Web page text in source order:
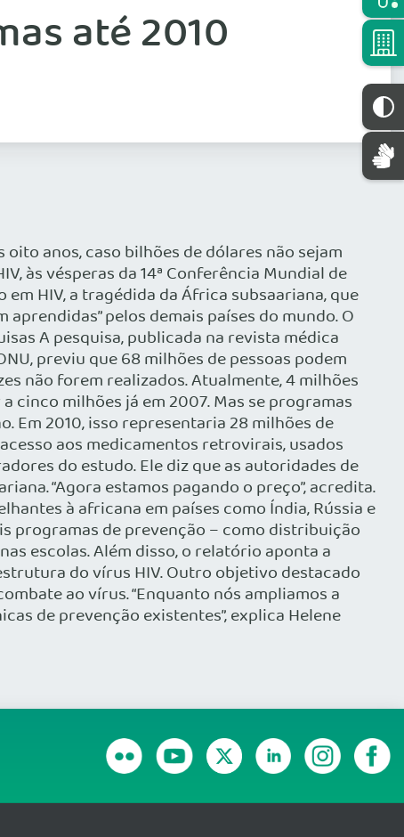
até 2010
anos, caso bilhões de dólares não sejam
às vésperas da 14ª Conferência Mundial de
HIV, a tragédida da África subsaariana, que
pelos demais países do mundo. O
A pesquisa, publicada na revista médica
previu que 68 milhões de pessoas podem
não forem realizados. Atualmente, 4 milhões
cinco milhões já em 2007. Mas se programas
Em 2010, isso representaria 28 milhões de
aos medicamentos retrovirais, usados
do estudo. Ele diz que as autoridades de
“Agora estamos pagando o preço”, acredita.
à africana em países como Índia, Rússia e
programas de prevenção – como distribuição
escolas. Além disso, o relatório aponta a
do vírus HIV. Outro objetivo destacado
ao vírus. “Enquanto nós ampliamos a
de prevenção existentes”, explica Helene